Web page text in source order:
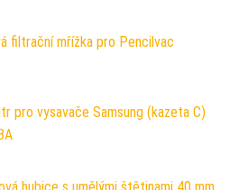
filtrační mřížka pro Pencilvac
pro vysavače Samsung (kazeta C)